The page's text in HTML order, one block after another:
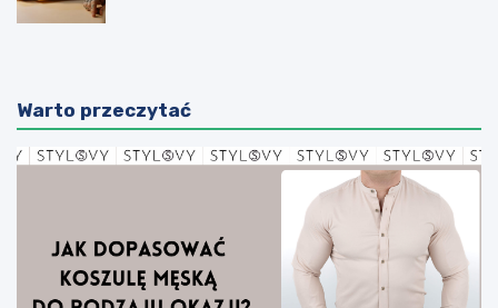
Warto przeczytać